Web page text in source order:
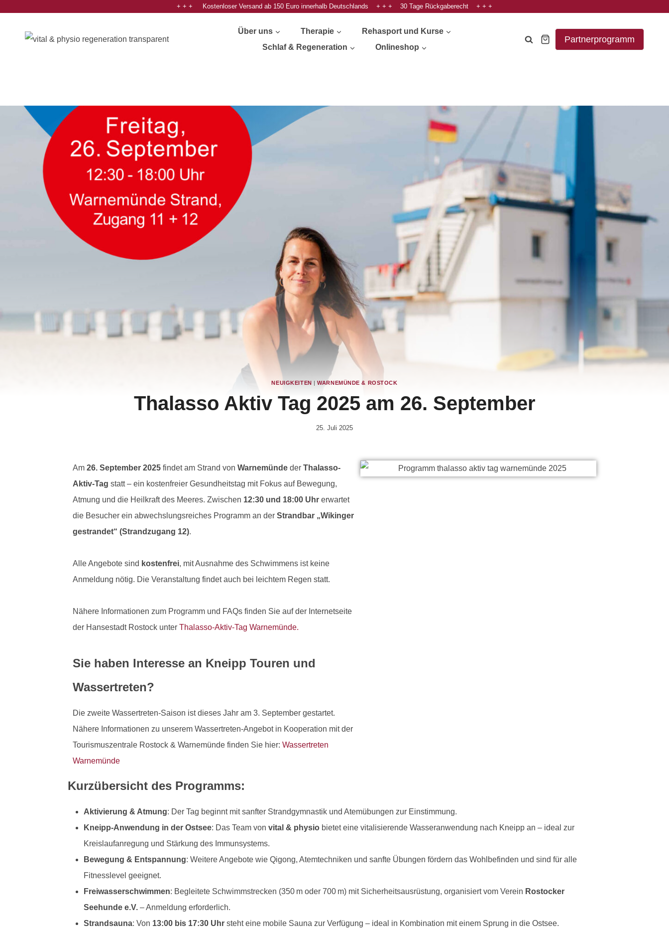
+ + + Kostenloser Versand ab 150 Euro innerhalb Deutschlands + + + 30 Tage Rückgaberecht + + +
Über uns Therapie
Rehasport und Kurse
Schlaf & Regeneration
Onlineshop
Partnerprogramm
NEUIGKEITEN |WARNEMÜNDE & ROSTOCK
Thalasso Aktiv Tag 2025 am 26. September
Von
25. Juli 2025
Am 26. September 2025 findet am Strand von Warnemünde der Thalasso-
Aktiv-Tag statt – ein kostenfreier Gesundheitstag mit Fokus auf Bewegung,
Atmung und die Heilkraft des Meeres. Zwischen 12:30 und 18:00 Uhr erwartet
die Besucher ein abwechslungsreiches Programm an der Strandbar „Wikinger
gestrandet“ (Strandzugang 12).
Alle Angebote sind kostenfrei, mit Ausnahme des Schwimmens ist keine
Anmeldung nötig. Die Veranstaltung findet auch bei leichtem Regen statt.
Nähere Informationen zum Programm und FAQs finden Sie auf der Internetseite
der Hansestadt Rostock unter Thalasso-Aktiv-Tag Warnemünde.
Sie haben Interesse an Kneipp Touren und
Wassertreten?
Die zweite Wassertreten-Saison ist dieses Jahr am 3. September gestartet.
Nähere Informationen zu unserem Wassertreten-Angebot in Kooperation mit der
Tourismuszentrale Rostock & Warnemünde finden Sie hier: Wassertreten
Warnemünde
Kurzübersicht des Programms:
Aktivierung & Atmung: Der Tag beginnt mit sanfter Strandgymnastik und Atemübungen zur Einstimmung.
Kneipp-Anwendung in der Ostsee: Das Team von vital & physio bietet eine vitalisierende Wasseranwendung nach Kneipp an – ideal zur
Kreislaufanregung und Stärkung des Immunsystems.
Bewegung & Entspannung: Weitere Angebote wie Qigong, Atemtechniken und sanfte Übungen fördern das Wohlbefinden und sind für alle
Fitnesslevel geeignet.
Freiwasserschwimmen: Begleitete Schwimmstrecken (350 m oder 700 m) mit Sicherheitsausrüstung, organisiert vom Verein Rostocker
Seehunde e.V. – Anmeldung erforderlich.
Strandsauna: Von 13:00 bis 17:30 Uhr steht eine mobile Sauna zur Verfügung – ideal in Kombination mit einem Sprung in die Ostsee.